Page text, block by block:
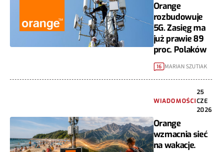
Orange
rozbudowuje
5G. Zasięg ma
już prawie 89
proc. Polaków
16 MARIAN SZUTIAK
WIADOMOŚCI
25
CZE
2026
Orange
wzmacnia sieć
na wakacje.